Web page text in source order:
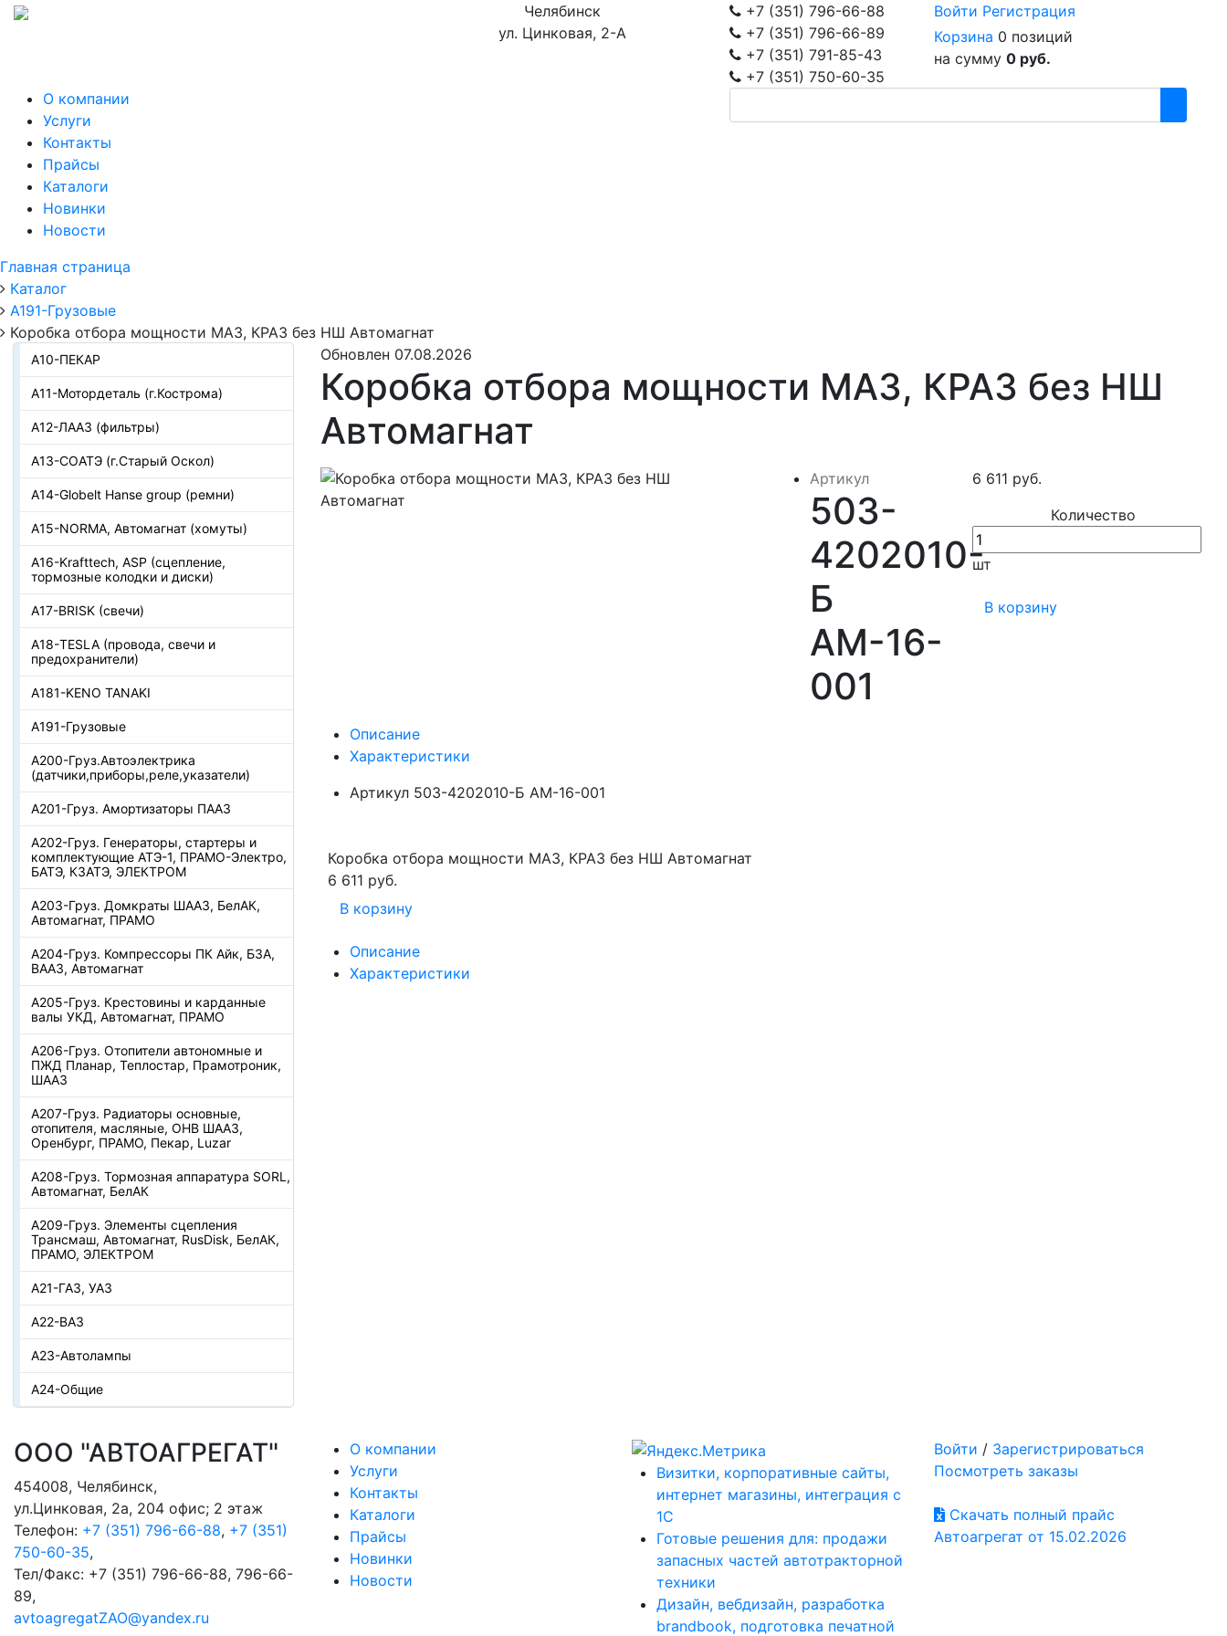
Челябинск
ул. Цинковая, 2-А
+7 (351) 796-66-88
+7 (351) 796-66-89
+7 (351) 791-85-43
+7 (351) 750-60-35
Войти Регистрация
Корзина 0 позиций
на сумму 0 руб.
О компании
Услуги
Контакты
Прайсы
Каталоги
Новинки
Новости
Главная страница
Каталог
А191-Грузовые
Коробка отбора мощности МАЗ, КРАЗ без НШ Автомагнат
А10-ПЕКАР
А11-Мотордеталь (г.Кострома)
А12-ЛААЗ (фильтры)
А13-СОАТЭ (г.Старый Оскол)
А14-Globelt Hanse group (ремни)
А15-NORMA, Автомагнат (хомуты)
А16-Krafttech, ASP (сцепление,
тормозные колодки и диски)
А17-BRISK (свечи)
А18-TESLA (провода, свечи и
предохранители)
А181-KENO TANAKI
А191-Грузовые
А200-Груз.Автоэлектрика
(датчики,приборы,реле,указатели)
А201-Груз. Амортизаторы ПААЗ
А202-Груз. Генераторы, стартеры и
комплектующие АТЭ-1, ПРАМО-Электро,
БАТЭ, КЗАТЭ, ЭЛЕКТРОМ
А203-Груз. Домкраты ШААЗ, БелАК,
Автомагнат, ПРАМО
А204-Груз. Компрессоры ПК Айк, БЗА,
ВААЗ, Автомагнат
А205-Груз. Крестовины и карданные
валы УКД, Автомагнат, ПРАМО
А206-Груз. Отопители автономные и
ПЖД Планар, Теплостар, Прамотроник,
ШААЗ
А207-Груз. Радиаторы основные,
отопителя, масляные, ОНВ ШААЗ,
Оренбург, ПРАМО, Пекар, Luzar
А208-Груз. Тормозная аппаратура SORL,
Автомагнат, БелАК
А209-Груз. Элементы сцепления
Трансмаш, Автомагнат, RusDisk, БелАК,
ПРАМО, ЭЛЕКТРОМ
А21-ГАЗ, УАЗ
А22-ВАЗ
А23-Автолампы
А24-Общие
Обновлен 07.08.2026
Коробка отбора мощности МАЗ, КРАЗ без НШ
Автомагнат
Артикул
503-
4202010-
Б
АМ-16-
001
6 611 руб.
Количество
шт
В корзину
Описание
Характеристики
Артикул 503-4202010-Б АМ-16-001
Коробка отбора мощности МАЗ, КРАЗ без НШ Автомагнат
6 611 руб.
В корзину
Описание
Характеристики
ООО "АВТОАГРЕГАТ"
454008, Челябинск,
ул.Цинковая, 2а, 204 офис; 2 этаж
Телефон: +7 (351) 796-66-88, +7 (351)
750-60-35,
Тел/Факс: +7 (351) 796-66-88, 796-66-
89,
avtoagregatZAO@yandex.ru
О компании
Услуги
Контакты
Каталоги
Прайсы
Новинки
Новости
Визитки, корпоративные сайты,
интернет магазины, интеграция с
1С
Готовые решения для: продажи
запасных частей автотракторной
техники
Дизайн, вебдизайн, разработка
brandbook, подготовка печатной
Войти / Зарегистрироваться
Посмотреть заказы
Скачать полный прайс
Автоагрегат от 15.02.2026